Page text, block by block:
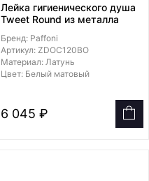
Лейка гигиенического душа
Tweet Round из металла
Бренд: Paffoni
Артикул: ZDOC120BO
Материал: Латунь
Цвет: Белый матовый
6 045 ₽